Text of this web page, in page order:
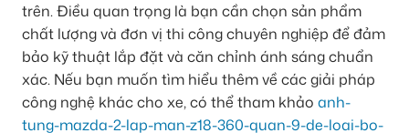
trên. Điều quan trọng là bạn cần chọn sản phẩm
chất lượng và đơn vị thi công chuyên nghiệp để đảm
bảo kỹ thuật lắp đặt và căn chỉnh ánh sáng chuẩn
xác. Nếu bạn muốn tìm hiểu thêm về các giải pháp
công nghệ khác cho xe, có thể tham khảo anh-
tung-mazda-2-lap-man-z18-360-quan-9-de-loai-bo-